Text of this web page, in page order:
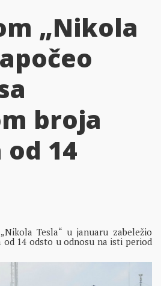
„Nikola
broja
14
Tesla“ u januaru zabeležio
14 odsto u odnosu na isti period